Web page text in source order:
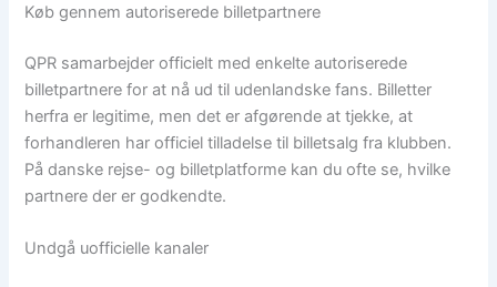
Køb gennem autoriserede billetpartnere
QPR samarbejder officielt med enkelte autoriserede
billetpartnere for at nå ud til udenlandske fans. Billetter
herfra er legitime, men det er afgørende at tjekke, at
forhandleren har officiel tilladelse til billetsalg fra klubben.
På danske rejse- og billetplatforme kan du ofte se, hvilke
partnere der er godkendte.
Undgå uofficielle kanaler